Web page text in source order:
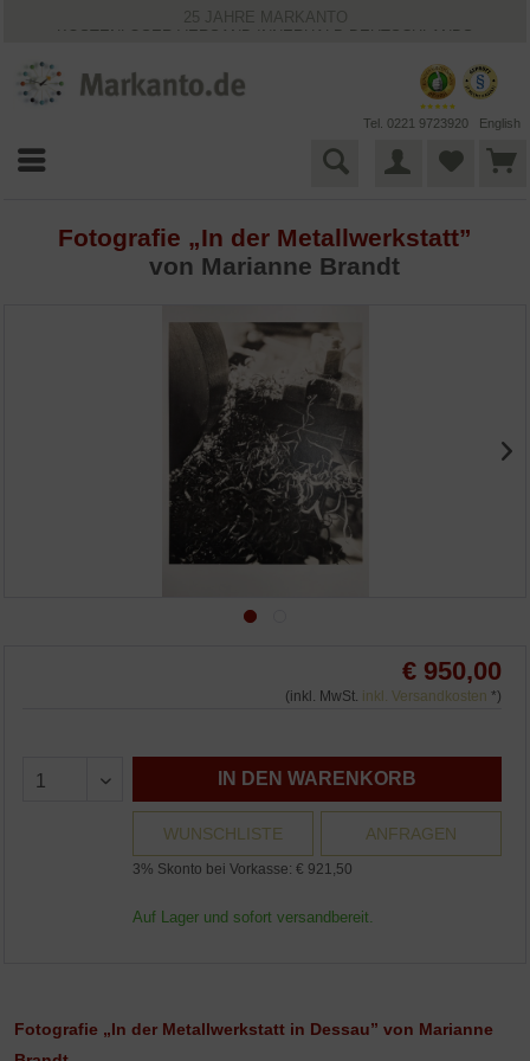
25 JAHRE MARKANTO
KOSTENLOSER VERSAND INNERHALB DEUTSCHLANDS
VIELFÄLTIGE ZAHLUNGSMÖGLICHKEITEN
BESTPRICE-GARANTIE
Tel. 0221 9723920 English
Fotografie „In der Metallwerkstatt”
von Marianne Brandt
€ 950,00
(inkl. MwSt. inkl. Versandkosten *)
IN DEN WARENKORB
WUNSCHLISTE ANFRAGEN
3% Skonto bei Vorkasse: € 921,50
Auf Lager und sofort versandbereit.
Fotografie „In der Metallwerkstatt in Dessau” von Marianne